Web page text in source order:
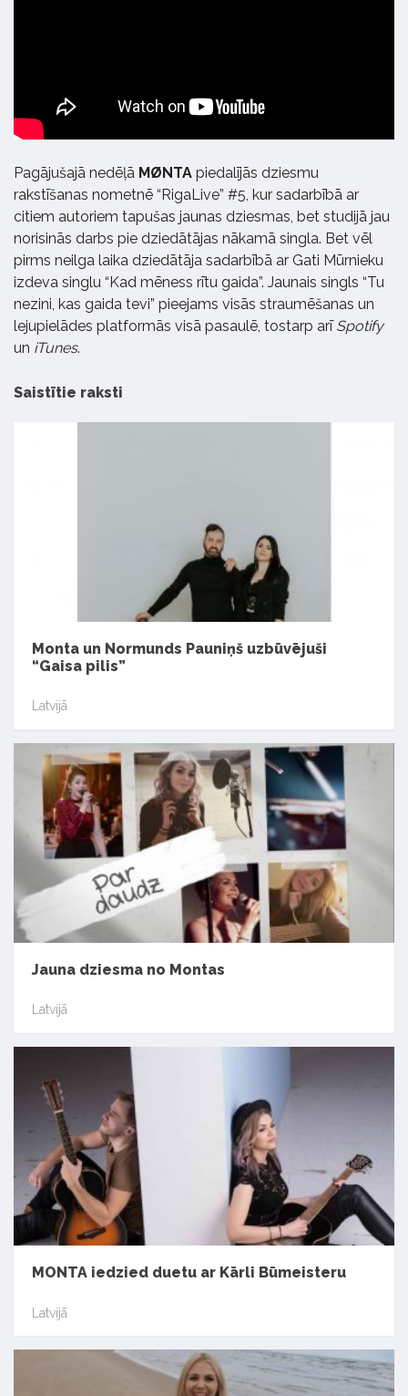
Pagājušajā nedēļā MØNTA piedalījās dziesmu
rakstīšanas nometnē “RigaLive” #5, kur sadarbībā ar
citiem autoriem tapušas jaunas dziesmas, bet studijā jau
norisinās darbs pie dziedātājas nākamā singla. Bet vēl
pirms neilga laika dziedātāja sadarbībā ar Gati Mūrnieku
izdeva singlu “Kad mēness rītu gaida”. Jaunais singls “Tu
nezini, kas gaida tevi” pieejams visās straumēšanas un
lejupielādes platformās visā pasaulē, tostarp arīSpotify
un iTunes.
Saistītie raksti
Monta un Normunds Pauniņš uzbūvējuši
“Gaisa pilis”
Latvijā
Jauna dziesma no Montas
Latvijā
MONTA iedzied duetu ar Kārli Būmeisteru
Latvijā